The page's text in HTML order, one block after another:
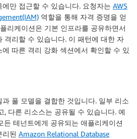
만 접근할 수 있습니다. 요청자는 AWS
역할을 통해 자격 증명을 얻
리케이션은 기본 인프라를 공유하면서
격리할 수 있습니다. 이 패턴에 대한 자
따른 격리 강화 섹션에서 확인할 수 있
풀 모델을 결합한 것입니다. 일부 리소
, 다른 리소스는 공유될 수 있습니다. 예
든 테넌트에게 공유되는 애플리케이션
리된 Amazon Relational Database